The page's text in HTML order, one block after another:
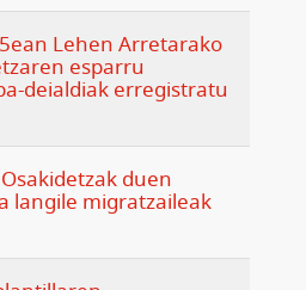
Lehen Arretarako
esparru
deialdiak erregistratu
duen
langile migratzaileak